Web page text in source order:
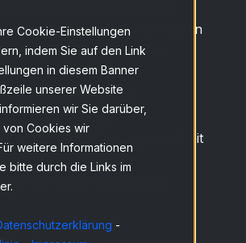
Cookie-Einstellungen
indem Sie auf den Link
in diesem Banner
unserer Website
wir Sie darüber,
Cookies wir
weitere Informationen
bitte durch die Links im
-
und erklärten Daten
unserem Single-Source-
können Sie die
Ihrer Außenwerbung
Sie sich das
die Markengesundheit
zwischen den
den Nicht-Exponierten